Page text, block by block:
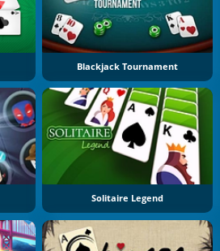
Blackjack Tournament
Solitaire Legend